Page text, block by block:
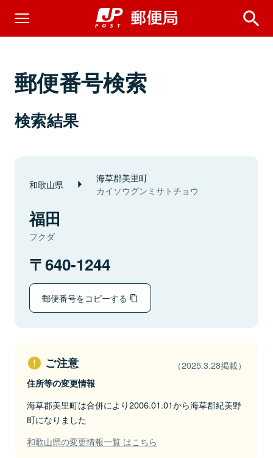
郵便番号検索
検索結果
和歌山県 海草郡美里町
カイソウグンミサトチョウ
福田
フクダ
640-1244
郵便番号をコピーする
ご注意 （2025.3.28掲載）
住所等の変更情報
海草郡美里町は合併により2006.01.01から海草郡紀美野
町になりました
和歌山県の変更情報一覧 はこちら